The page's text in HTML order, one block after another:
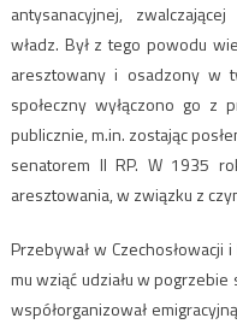
antysanacyjnej,
władz. Był z tego powodu
aresztowany i osadzony w
społeczny wyłączono go z
publicznie, m.in. zostając
senatorem II RP. W 1935
aresztowania, w związku z
Przebywał w Czechosłowacji
mu wziąć udziału w
współorganizował